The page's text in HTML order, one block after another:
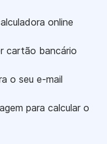
online
cartão bancário
o seu e-mail
para calcular o